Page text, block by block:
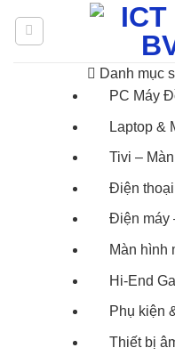
Danh mục
PC Máy
Laptop &
Tivi –
Điện
Điện máy
Màn hình
Hi-End
Phụ kiện
Thiết bị